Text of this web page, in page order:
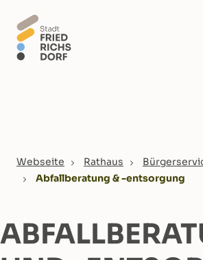
You are here:
Webseite Rathaus
Abfallberatung & -entsorgung